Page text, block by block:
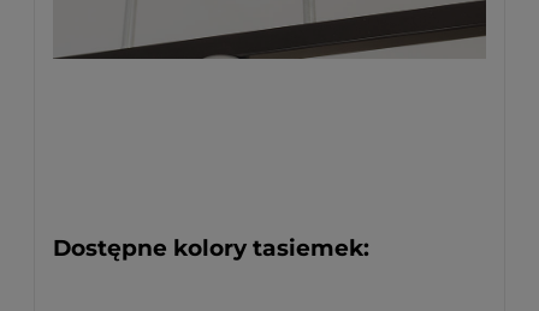
Dostępne kolory tasiemek: